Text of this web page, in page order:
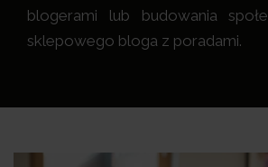
blogerami lub budowania
sklepowego bloga z poradami.